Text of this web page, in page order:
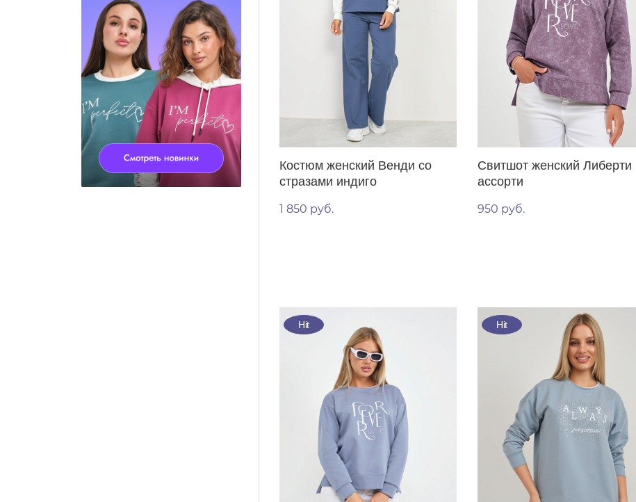
Костюм женский Венди со
стразами индиго
1 850 руб.
Свитшот женский Либерти
ассорти
950 руб.
Hit Hit